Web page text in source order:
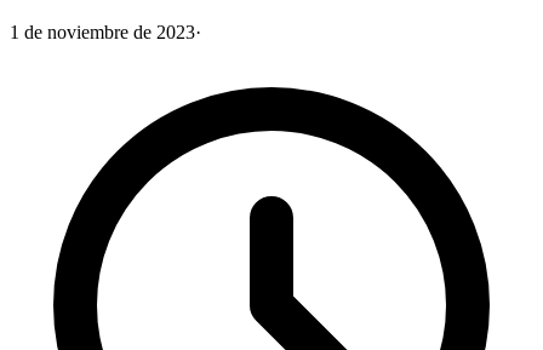
1 de noviembre de 2023·